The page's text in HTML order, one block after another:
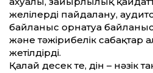
желілерді пайдалану,
байланыс орнатуға
және тәжірибелік сабақтар
жетілдірді.
Қалай десек те, дін – нәзік